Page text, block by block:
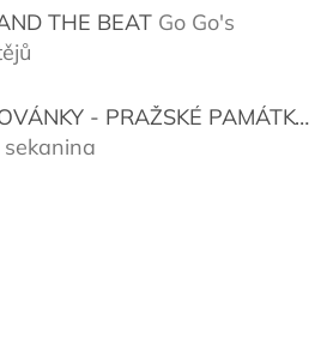
THE BEAT Go Go's
je 5 z 5 hvězdiček.
VYSTŘIHOVÁNKY - PRAŽSKÉ PAMÁTKY
je 5 z 5 hvězdiček.